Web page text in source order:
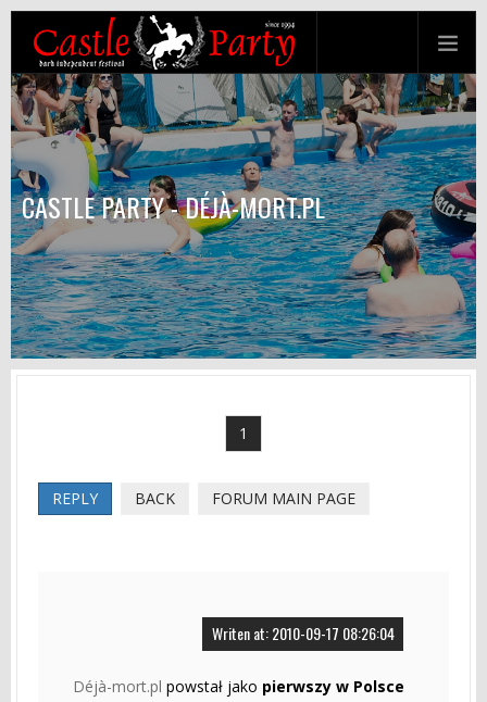
CASTLE PARTY - DÉJÀ-MORT.PL
1
REPLY BACK FORUM MAIN PAGE
Writen at: 2010-09-17 08:26:04
Déjà-mort.pl powstał jako pierwszy w Polsce